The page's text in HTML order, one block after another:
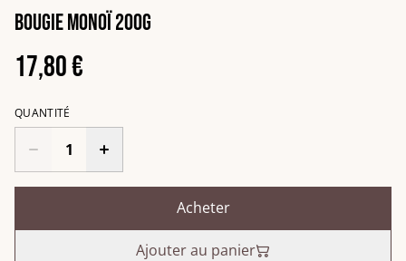
Bougie monoï 200g
17,80 €
QUANTITÉ
Acheter
Ajouter au panier